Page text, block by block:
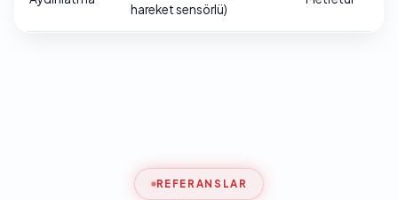
hareket sensörlü)
REFERANSLAR